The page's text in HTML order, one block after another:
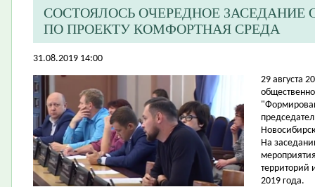
СОСТОЯЛОСЬ ОЧЕРЕДНОЕ
ПО ПРОЕКТУ КОМФОРТНАЯ СРЕДА
31.08.2019 14:00
​29 августа
На
территорий
2019 года.